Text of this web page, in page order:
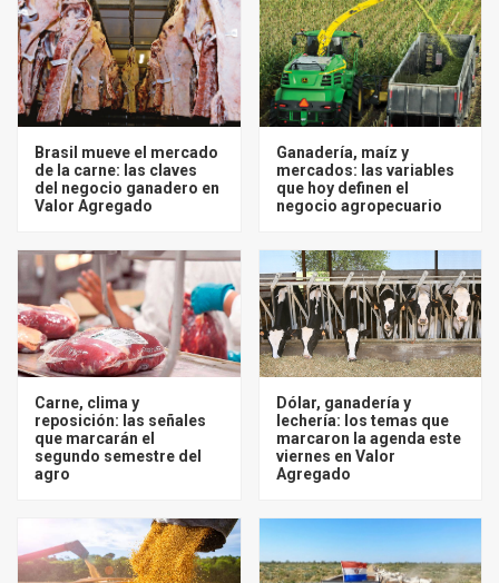
Brasil mueve el mercado
de la carne: las claves
del negocio ganadero en
Valor Agregado
Ganadería, maíz y
mercados: las variables
que hoy definen el
negocio agropecuario
Carne, clima y
reposición: las señales
que marcarán el
segundo semestre del
agro
Dólar, ganadería y
lechería: los temas que
marcaron la agenda este
viernes en Valor
Agregado